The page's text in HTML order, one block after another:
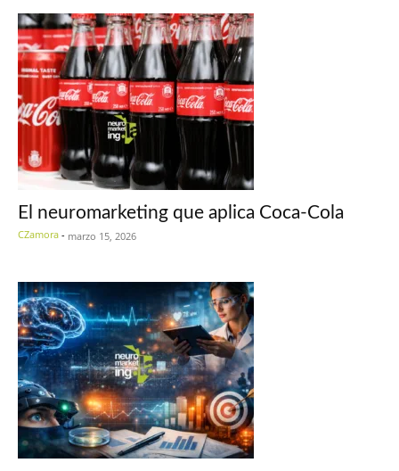
El neuromarketing que aplica Coca-Cola
CZamora - marzo 15, 2026